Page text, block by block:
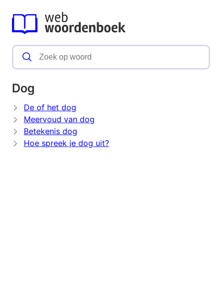
Dog
De of het dog
Meervoud van dog
Betekenis dog
Hoe spreek je dog uit?